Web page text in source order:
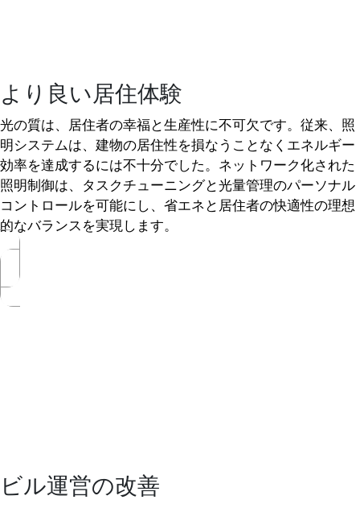
より良い居住体験
光の質は、居住者の幸福と生産性に不可欠です。従来、照
明システムは、建物の居住性を損なうことなくエネルギー
効率を達成するには不十分でした。ネットワーク化された
照明制御は、タスクチューニングと光量管理のパーソナル
コントロールを可能にし、省エネと居住者の快適性の理想
的なバランスを実現します。
ビル運営の改善